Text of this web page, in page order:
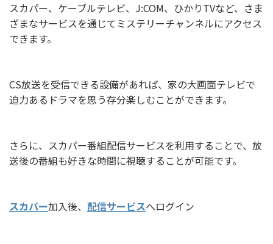
スカパー、ケーブルテレビ、J:COM、ひかりTVなど、さま
ざまなサービスを通じてミステリーチャンネルにアクセス
できます。
CS放送を受信できる設備があれば、家の大画面テレビで
迫力あるドラマを思う存分楽しむことができます。
さらに、スカパー番組配信サービスを利用することで、放
送後の番組も好きな時間に視聴することが可能です。
スカパー加入後、 配信サービスへログイン